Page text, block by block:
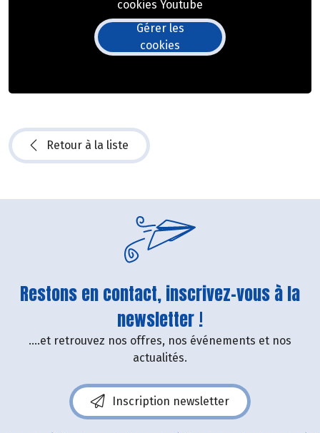
cookies Youtube
Gérer les
cookies
Retour à la liste
Restons en contact, inscrivez-vous à la
newsletter !
....et retrouvez nos offres, nos événements et nos
actualités.
Inscription newsletter